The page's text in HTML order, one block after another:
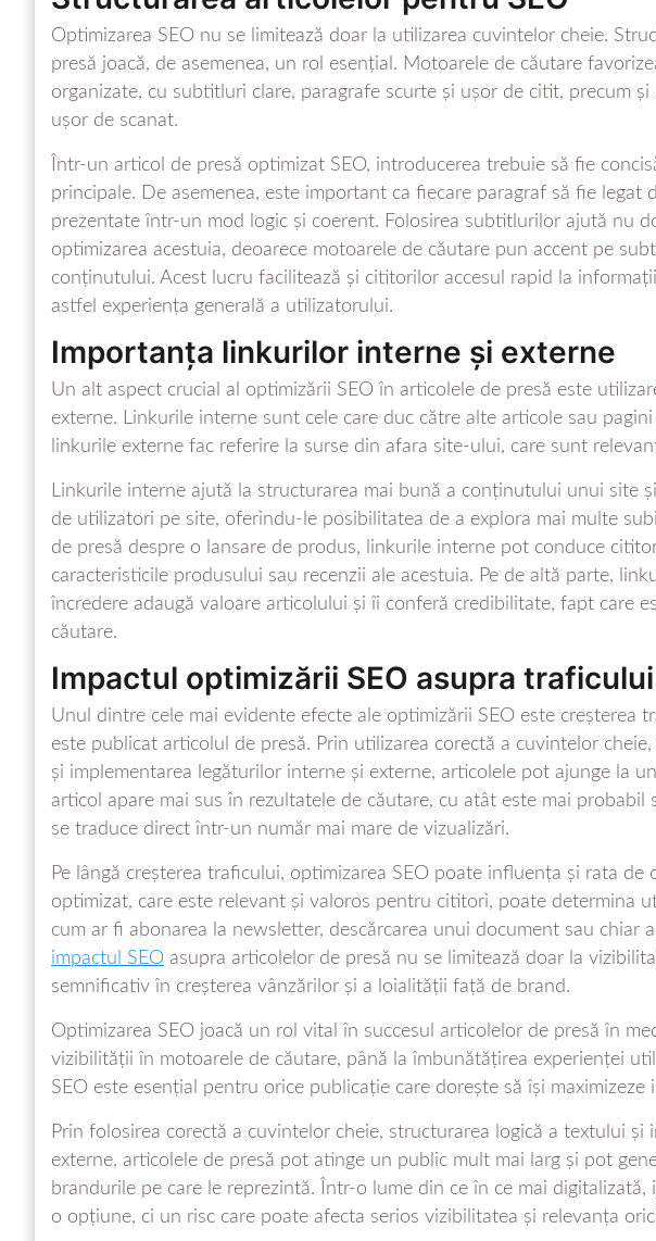
Optimizarea SEO nu se limitează doar la utilizarea cuvintelor cheie.
presă joacă, de asemenea, un rol esențial. Motoarele de căutare
organizate, cu subtitluri clare, paragrafe scurte și ușor de citit, precum
ușor de scanat.
Într-un articol de presă optimizat SEO, introducerea trebuie să fie
principale. De asemenea, este important ca fiecare paragraf să fie legat
prezentate într-un mod logic și coerent. Folosirea subtitlurilor ajută nu
optimizarea acestuia, deoarece motoarele de căutare pun accent pe
conținutului. Acest lucru facilitează și cititorilor accesul rapid la
astfel experiența generală a utilizatorului.
Importanța linkurilor interne și externe
Un alt aspect crucial al optimizării SEO în articolele de presă este
externe. Linkurile interne sunt cele care duc către alte articole sau
linkurile externe fac referire la surse din afara site-ului, care sunt
Linkurile interne ajută la structurarea mai bună a conținutului unui site
de utilizatori pe site, oferindu-le posibilitatea de a explora mai multe
de presă despre o lansare de produs, linkurile interne pot conduce
caracteristicile produsului sau recenzii ale acestuia. Pe de altă parte,
încredere adaugă valoare articolului și îi conferă credibilitate, fapt care
căutare.
Impactul optimizării SEO asupra
Unul dintre cele mai evidente efecte ale optimizării SEO este creșterea
este publicat articolul de presă. Prin utilizarea corectă a cuvintelor
și implementarea legăturilor interne și externe, articolele pot ajunge la
articol apare mai sus în rezultatele de căutare, cu atât este mai probabil
se traduce direct într-un număr mai mare de vizualizări.
Pe lângă creșterea traficului, optimizarea SEO poate influența și rata
optimizat, care este relevant și valoros pentru cititori, poate determina
cum ar fi abonarea la newsletter, descărcarea unui document sau chiar
impactul SEO asupra articolelor de presă nu se limitează doar la
semnificativ în creșterea vânzărilor și a loialității față de brand.
Optimizarea SEO joacă un rol vital în succesul articolelor de presă în
vizibilității în motoarele de căutare, până la îmbunătățirea experienței
SEO este esențial pentru orice publicație care dorește să își maximizeze
Prin folosirea corectă a cuvintelor cheie, structurarea logică a textului și
externe, articolele de presă pot atinge un public mult mai larg și pot
brandurile pe care le reprezintă. Într-o lume din ce în ce mai digitalizată,
o opțiune, ci un risc care poate afecta serios vizibilitatea și relevanța